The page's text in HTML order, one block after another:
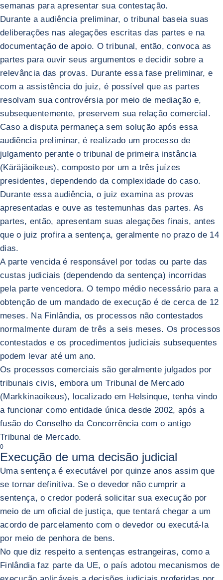
semanas para apresentar sua contestação.
Durante a audiência preliminar, o tribunal baseia suas
deliberações nas alegações escritas das partes e na
documentação de apoio. O tribunal, então, convoca as
partes para ouvir seus argumentos e decidir sobre a
relevância das provas. Durante essa fase preliminar, e
com a assistência do juiz, é possível que as partes
resolvam sua controvérsia por meio de mediação e,
subsequentemente, preservem sua relação comercial.
Caso a disputa permaneça sem solução após essa
audiência preliminar, é realizado um processo de
julgamento perante o tribunal de primeira instância
(Käräjäoikeus), composto por um a três juízes
presidentes, dependendo da complexidade do caso.
Durante essa audiência, o juiz examina as provas
apresentadas e ouve as testemunhas das partes. As
partes, então, apresentam suas alegações finais, antes
que o juiz profira a sentença, geralmente no prazo de 14
dias.
A parte vencida é responsável por todas ou parte das
custas judiciais (dependendo da sentença) incorridas
pela parte vencedora. O tempo médio necessário para a
obtenção de um mandado de execução é de cerca de 12
meses. Na Finlândia, os processos não contestados
normalmente duram de três a seis meses. Os processos
contestados e os procedimentos judiciais subsequentes
podem levar até um ano.
Os processos comerciais são geralmente julgados por
tribunais civis, embora um Tribunal de Mercado
(Markkinaoikeus), localizado em Helsinque, tenha vindo
a funcionar como entidade única desde 2002, após a
fusão do Conselho da Concorrência com o antigo
Tribunal de Mercado.
0
Execução de uma decisão judicial
Uma sentença é executável por quinze anos assim que
se tornar definitiva. Se o devedor não cumprir a
sentença, o credor poderá solicitar sua execução por
meio de um oficial de justiça, que tentará chegar a um
acordo de parcelamento com o devedor ou executá-la
por meio de penhora de bens.
No que diz respeito a sentenças estrangeiras, como a
Finlândia faz parte da UE, o país adotou mecanismos de